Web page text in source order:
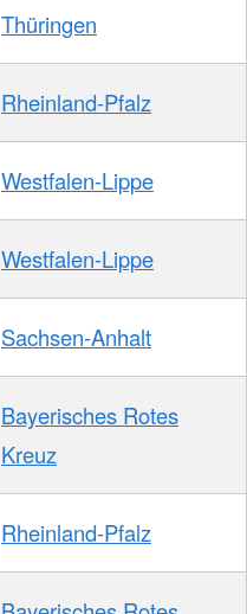
Thüringen
Rheinland-Pfalz
Westfalen-Lippe
Westfalen-Lippe
Sachsen-Anhalt
Bayerisches Rotes
Kreuz
Rheinland-Pfalz